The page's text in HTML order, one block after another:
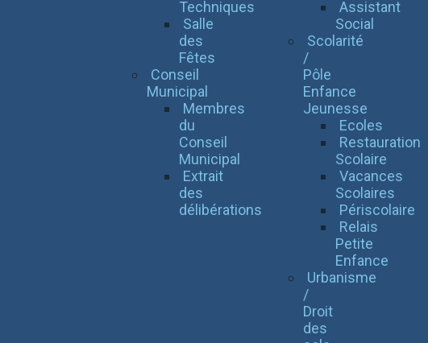
Techniques
Salle
des
Fêtes
Conseil
Municipal
Membres
du
Conseil
Municipal
Extrait
des
délibérations
Assistant
Social
Scolarité
/
Pôle
Enfance
Jeunesse
Ecoles
Restauration
Scolaire
Vacances
Scolaires
Périscolaire
Relais
Petite
Enfance
Urbanisme
/
Droit
des